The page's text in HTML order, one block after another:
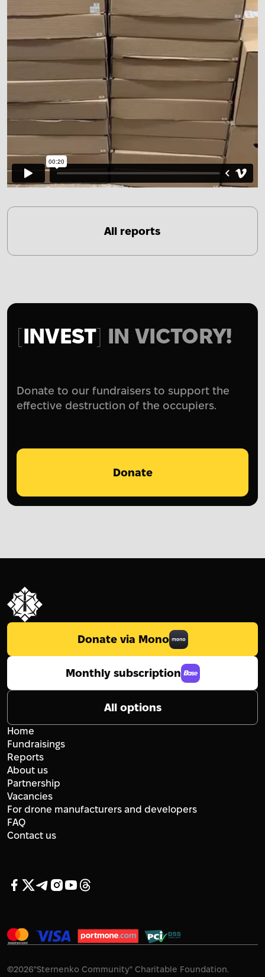
All reports
INVEST IN VICTORY!
Donate to our fundraisers to support the
effective destruction of the occupiers.
Donate
Donate via Mono
Monthly subscription
All options
Home
Fundraisings
Reports
About us
Partnership
Vacancies
For drone manufacturers and developers
FAQ
Contact us
©2026"Sternenko Community" Charitable Foundation.